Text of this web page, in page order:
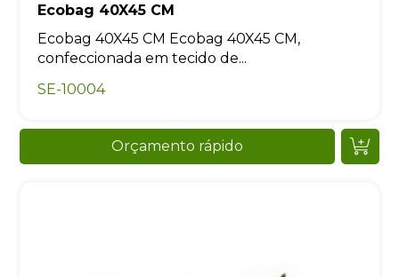
Ecobag 40X45 CM
Ecobag 40X45 CM Ecobag 40X45 CM,
confeccionada em tecido de...
SE-10004
Orçamento rápido